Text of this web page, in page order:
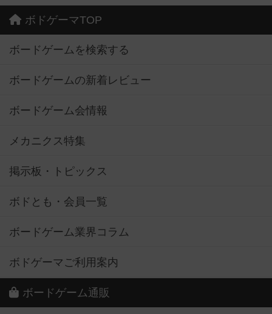
ボドゲーマTOP
ボードゲームを検索する
ボードゲームの新着レビュー
ボードゲーム会情報
メカニクス特集
掲示板・トピックス
ボドとも・会員一覧
ボードゲーム業界コラム
ボドゲーマご利用案内
ボードゲーム通販